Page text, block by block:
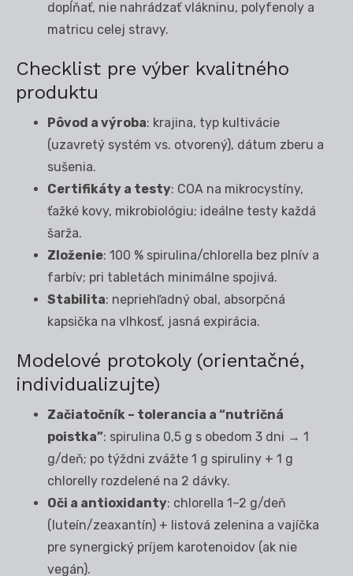
dopĺňať, nie nahrádzať vlákninu, polyfenoly a
matricu celej stravy.
Checklist pre výber kvalitného
produktu
Pôvod a výroba: krajina, typ kultivácie
(uzavretý systém vs. otvorený), dátum zberu a
sušenia.
Certifikáty a testy: COA na mikrocystíny,
ťažké kovy, mikrobiológiu; ideálne testy každá
šarža.
Zloženie: 100 % spirulina/chlorella bez plnív a
farbív; pri tabletách minimálne spojivá.
Stabilita: nepriehľadný obal, absorpčná
kapsička na vlhkosť, jasná expirácia.
Modelové protokoly (orientačné,
individualizujte)
Začiatočník – tolerancia a “nutričná
poistka”: spirulina 0,5 g s obedom 3 dni → 1
g/deň; po týždni zvážte 1 g spiruliny + 1 g
chlorelly rozdelené na 2 dávky.
Oči a antioxidanty: chlorella 1–2 g/deň
(luteín/zeaxantín) + listová zelenina a vajíčka
pre synergický príjem karotenoidov (ak nie
vegán).